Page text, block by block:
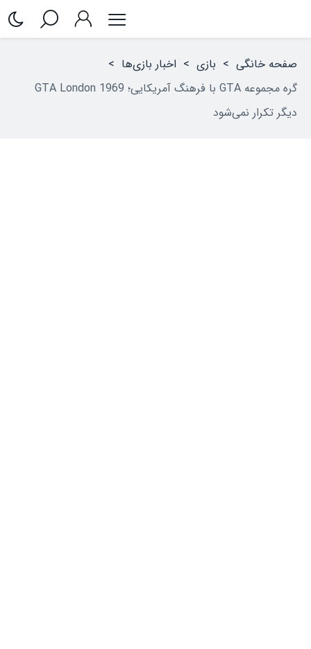
صفحه خانگی > بازی > اخبار بازی‌ها >
گره مجموعه GTA با فرهنگ آمریکایی؛ GTA London 1969
دیگر تکرار نمی‌شود